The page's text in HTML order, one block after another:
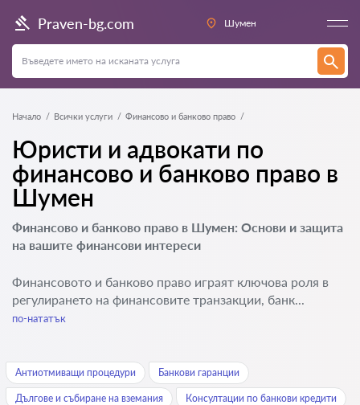
Praven-bg.com Шумен
Начало Всички услуги Финансово и банково право
Юристи и адвокати по
финансово и банково право в
Шумен
Финансово и банково право в Шумен: Основи и защита
на вашите финансови интереси
Финансовото и банково право играят ключова роля в
регулирането на финансовите транзакции, банк...
по-нататък
Антиотмиващи процедури Банкови гаранции
Дългове и събиране на вземания Консултации по банкови кредити